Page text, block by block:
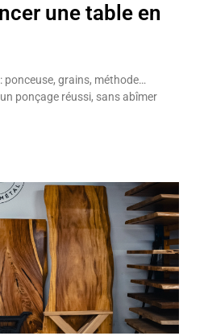
une table en
ponceuse, grains, méthode…
ponçage réussi, sans abîmer